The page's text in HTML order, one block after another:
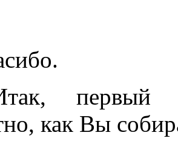
первый
как Вы